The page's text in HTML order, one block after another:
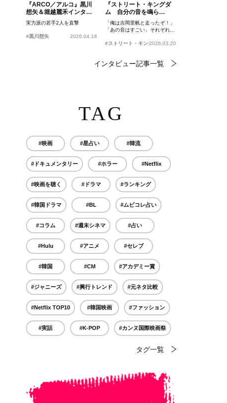
『ARCO／アルコ』黒川
想矢＆堀越麗禾インタビ
ュー
実力派の若手2人を直撃
#黒川想矢 2026.04.18
『ストリート・キングダ
ム 自分の音を鳴ら
せ。』峯田和伸、若葉竜
也、吉岡里帆インタビュ
ー
「俺は吉岡里帆と走ったぞ！」
「あの音はすごい」それぞれの
#ストリート・キングダム 自分の音を鳴らせ。
2026.03.20
インタビュー記事一覧
TAG
#映画 #星占い #韓流
#ドキュメンタリー #ホラー #Netflix
#映画を聴く #ドラマ #ランキング
#韓国ドラマ #BL #ムビコレ占い
#コラム #週末シネマ #占い
#Hulu #アニメ #セレブ
#韓国 #CM #アカデミー賞
#ジャニーズ #興行トレンド #元ネタ比較
#Netflix TOP10 #韓国映画 #ファッション
#実話 #K-POP #カンヌ国際映画祭
タグ一覧